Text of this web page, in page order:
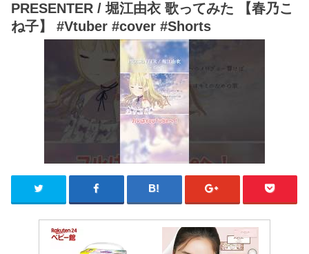
PRESENTER / 堀江由衣 歌ってみた 【春乃こ
ね子】 #Vtuber #cover #Shorts